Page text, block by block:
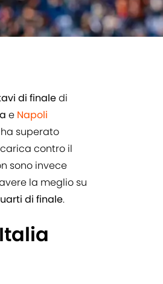
di finaledi
e Napoli
ha superato
contro il
sono invece
la meglio su
di finale.